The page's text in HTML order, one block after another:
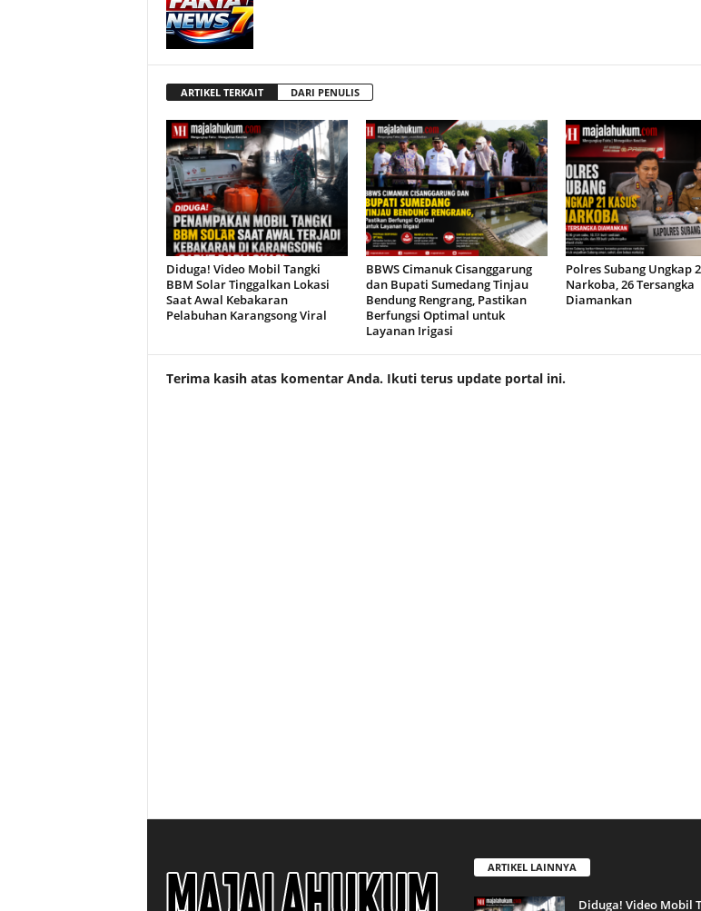
ARTIKEL TERKAIT DARI PENULIS
Diduga! Video Mobil Tangki
BBM Solar Tinggalkan Lokasi
Saat Awal Kebakaran
Pelabuhan Karangsong Viral
BBWS Cimanuk Cisanggarung
dan Bupati Sumedang Tinjau
Bendung Rengrang, Pastikan
Berfungsi Optimal untuk
Layanan Irigasi
Polres Subang Ungkap
Narkoba, 26 Tersangka
Diamankan
Terima kasih atas komentar Anda. Ikuti terus update portal ini.
ARTIKEL LAINNYA
Diduga! Video Mobil